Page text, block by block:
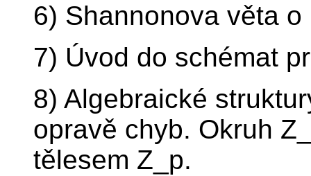
6) Shannonova věta
7) Úvod do schémat
8) Algebraické
opravě chyb. Okruh
tělesem Z_p.